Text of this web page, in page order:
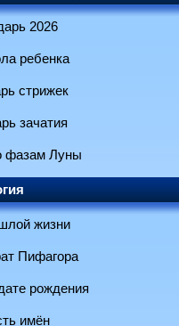
2026
ребенка
стрижек
зачатия
фазам Луны
жизни
Пифагора
рождения
имён